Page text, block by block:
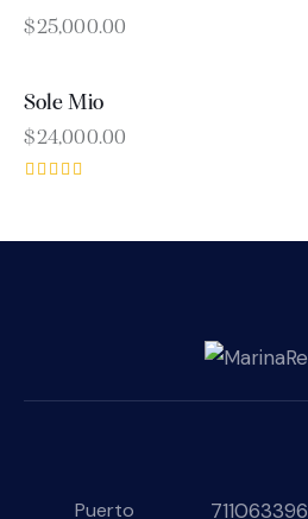
$25,000.00
Sole Mio
$24,000.00
Puerto 711063396